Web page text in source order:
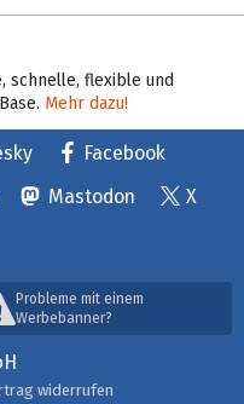
schnelle, flexible und
Mehr dazu!
Facebook
Mastodon
X
Probleme mit einem
Werbebanner?
widerrufen